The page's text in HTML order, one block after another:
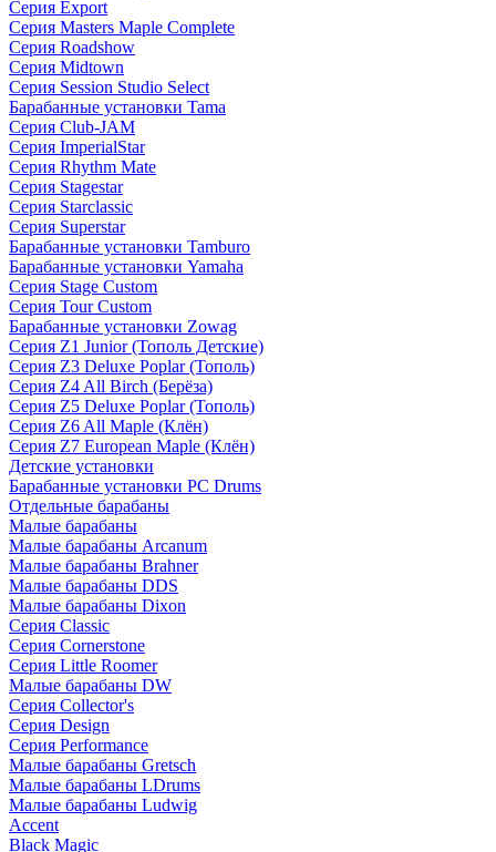
Серия Export
Серия Masters Maple Complete
Серия Roadshow
Серия Midtown
Серия Session Studio Select
Барабанные установки Tama
Серия Club-JAM
Серия ImperialStar
Серия Rhythm Mate
Серия Stagestar
Серия Starclassic
Серия Superstar
Барабанные установки Tamburo
Барабанные установки Yamaha
Серия Stage Custom
Серия Tour Custom
Барабанные установки Zowag
Серия Z1 Junior (Тополь Детские)
Серия Z3 Deluxe Poplar (Тополь)
Серия Z4 All Birch (Берёза)
Серия Z5 Deluxe Poplar (Тополь)
Серия Z6 All Maple (Клён)
Серия Z7 European Maple (Клён)
Детские установки
Барабанные установки PC Drums
Отдельные барабаны
Малые барабаны
Малые барабаны Arcanum
Малые барабаны Brahner
Малые барабаны DDS
Малые барабаны Dixon
Серия Classic
Серия Cornerstone
Серия Little Roomer
Малые барабаны DW
Серия Collector's
Серия Design
Серия Performance
Малые барабаны Gretsch
Малые барабаны LDrums
Малые барабаны Ludwig
Accent
Black Magic